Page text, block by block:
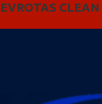
EVROTAS CLEAN